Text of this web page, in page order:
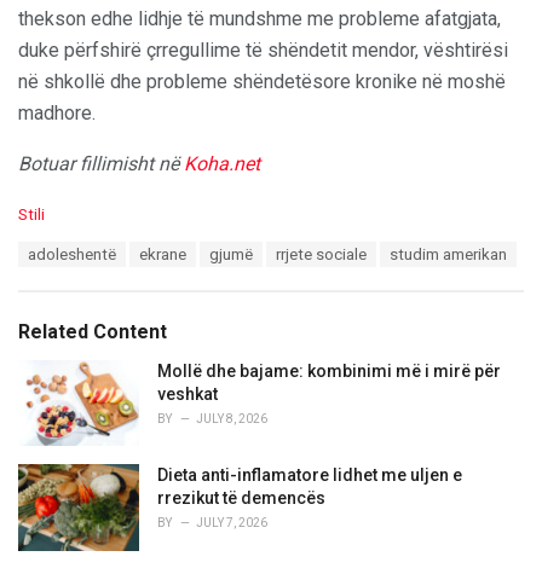
thekson edhe lidhje të mundshme me probleme afatgjata,
duke përfshirë çrregullime të shëndetit mendor, vështirësi
në shkollë dhe probleme shëndetësore kronike në moshë
madhore.
Botuar fillimisht nëKoha.net
C
o
r
e
s
Stili
:
adoleshentë ekrane gjumë rrjete sociale studim amerikan
Related Content
Mollë dhe bajame: kombinimi më i mirë për
veshkat
BY JULY 8, 2026
Dieta anti-inflamatore lidhet me uljen e
rrezikut të demencës
BY JULY 7, 2026